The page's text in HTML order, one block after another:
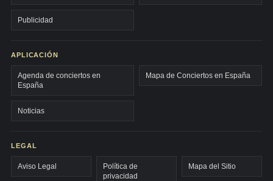
Publicidad
APLICACIÓN
Agenda de conciertos en
España
Mapa de Conciertos en España
Noticias
LEGAL
Aviso Legal
Política de
privacidad
Mapa del Sitio